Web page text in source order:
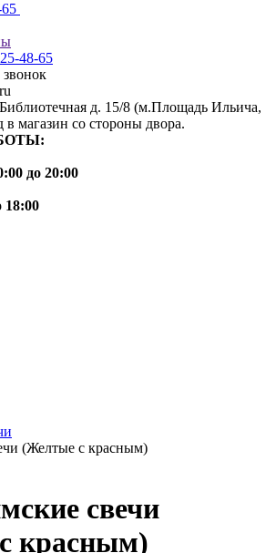
48-65
звонок
д. 15/8 (м.Площадь Ильича,
магазин со стороны двора.
до 20:00
18:00
(Желтые с красным)
свечи
красным)